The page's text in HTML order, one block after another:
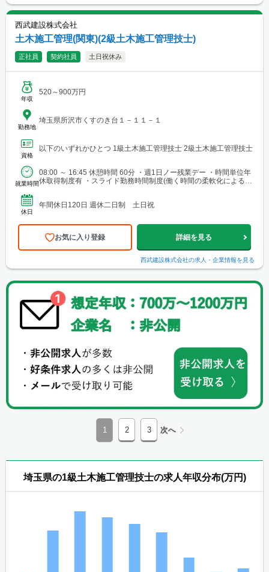
西武建設株式会社
土木施工管理(関東)(2級土木施工管理技士)
正社員 契約社員 土日祝休み
年収
520～900万円
勤務地
埼玉県所沢市くすのき台１－１１－１
資格
以下のいずれかひとつ 1級土木施工管理技士 2級土木施工管理技士
就業時間
08:00 ～ 16:45 休憩時間 60分 ・週1日ノー残業デー ・時間単位年
休取得制度有 ・スライド勤務時間制度(働く時間の柔軟化による労
休日
年間休日120日 週休二日制 土日祝
お気に入り登録 詳細を見る
西武建設株式会社の求人・企業情報を見る
1 2 3 次へ
埼玉県の1級土木施工管理技士の求人年収分布(万円)